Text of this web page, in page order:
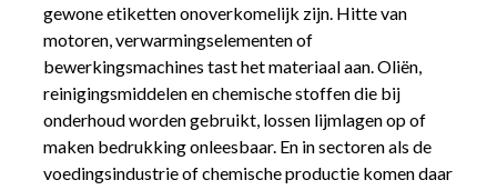
gewone etiketten onoverkomelijk zijn. Hitte van
motoren, verwarmingselementen of
bewerkingsmachines tast het materiaal aan. Oliën,
reinigingsmiddelen en chemische stoffen die bij
onderhoud worden gebruikt, lossen lijmlagen op of
maken bedrukking onleesbaar. En in sectoren als de
voedingsindustrie of chemische productie komen daar